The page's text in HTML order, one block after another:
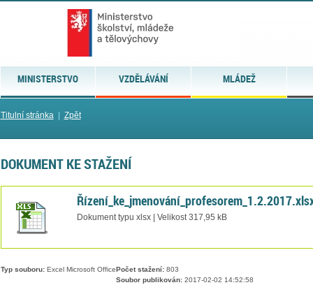
MINISTERSTVO VZDĚLÁVÁNÍ MLÁDEŽ
Titulní stránka| Zpět
DOKUMENT KE STAŽENÍ
Dokument typu xlsx | Velikost 317,95 kB
Typ souboru:Excel Microsoft Office Počet stažení:803
Soubor publikován:2017-02-02 14:52:58